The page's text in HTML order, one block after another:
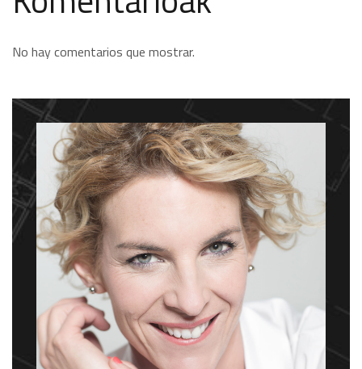
No hay comentarios que mostrar.